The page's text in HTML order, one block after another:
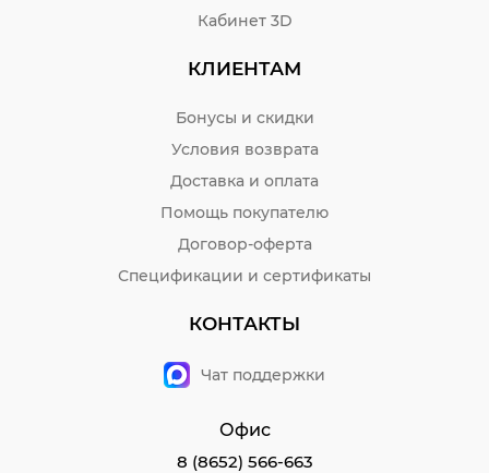
Кабинет 3D
КЛИЕНТАМ
Бонусы и скидки
Условия возврата
Доставка и оплата
Помощь покупателю
Договор-оферта
Спецификации и сертификаты
КОНТАКТЫ
Чат поддержки
Офис
8 (8652) 566-663